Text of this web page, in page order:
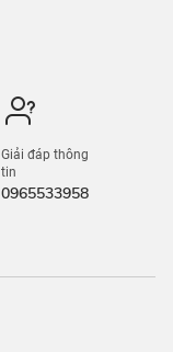
Giải đáp thông
tin
0965533958